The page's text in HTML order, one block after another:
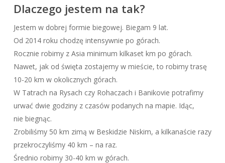
Dlaczego jestem na tak?
Jestem w dobrej formie biegowej. Biegam 9 lat.
Od 2014 roku chodzę intensywnie po górach.
Rocznie robimy z Asia minimum kilkaset km po górach.
Nawet, jak od święta zostajemy w mieście, to robimy trasę
10-20 km w okolicznych górach.
W Tatrach na Rysach czy Rohaczach i Banikovie potrafimy
urwać dwie godziny z czasów podanych na mapie. Idąc,
nie biegnąc.
Zrobiliśmy 50 km zimą w Beskidzie Niskim, a kilkanaście razy
przekroczyliśmy 40 km – na raz.
Średnio robimy 30-40 km w górach.